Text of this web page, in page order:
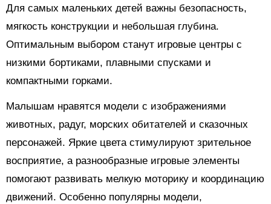
Для самых маленьких детей важны безопасность,
мягкость конструкции и небольшая глубина.
Оптимальным выбором станут игровые центры с
низкими бортиками, плавными спусками и
компактными горками.
Малышам нравятся модели с изображениями
животных, радуг, морских обитателей и сказочных
персонажей. Яркие цвета стимулируют зрительное
восприятие, а разнообразные игровые элементы
помогают развивать мелкую моторику и координацию
движений. Особенно популярны модели,